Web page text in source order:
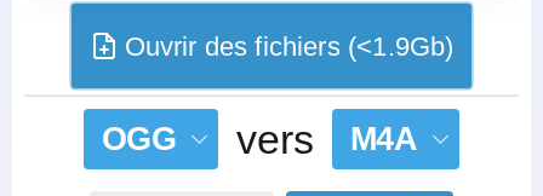
Ouvrir des fichiers (<1.9Gb)
OGG vers M4A